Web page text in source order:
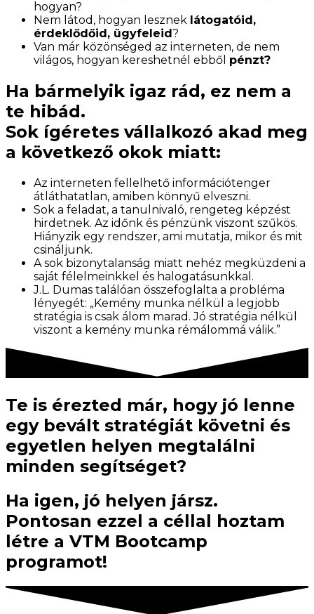
hogyan?
Nem látod, hogyan lesznek látogatóid,
érdeklődőid, ügyfeleid ?
Van már közönséged az interneten, de nem
világos, hogyan kereshetnél ebből pénzt?
Ha bármelyik igaz rád, ez nem a
te hibád.
Sok ígéretes vállalkozó akad meg
a következő okok miatt:
Az interneten fellelhető információtenger
átláthatatlan, amiben könnyű elveszni.
Sok a feladat, a tanulnivaló, rengeteg képzést
hirdetnek. Az időnk és pénzünk viszont szűkös.
Hiányzik egy rendszer, ami mutatja, mikor és mit
csináljunk.
A sok bizonytalanság miatt nehéz megküzdeni a
saját félelmeinkkel és halogatásunkkal.
J.L. Dumas találóan összefoglalta a probléma
lényegét: „Kemény munka nélkül a legjobb
stratégia is csak álom marad. Jó stratégia nélkül
viszont a kemény munka rémálommá válik.”
Te is érezted már, hogy jó lenne
egy bevált stratégiát követni és
egyetlen helyen megtalálni
minden segítséget?
Ha igen, jó helyen jársz.
Pontosan ezzel a céllal hoztam
létre a VTM Bootcamp
programot!